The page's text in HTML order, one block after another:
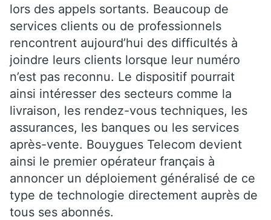
lors des appels sortants. Beaucoup de
services clients ou de professionnels
rencontrent aujourd’hui des difficultés à
joindre leurs clients lorsque leur numéro
n’est pas reconnu. Le dispositif pourrait
ainsi intéresser des secteurs comme la
livraison, les rendez-vous techniques, les
assurances, les banques ou les services
après-vente. Bouygues Telecom devient
ainsi le premier opérateur français à
annoncer un déploiement généralisé de ce
type de technologie directement auprès de
tous ses abonnés.